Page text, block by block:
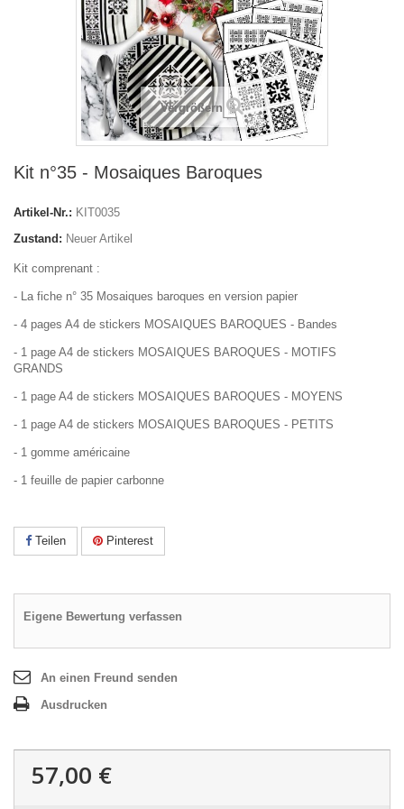
Vergrößern
Kit n°35 - Mosaiques Baroques
Artikel-Nr.: KIT0035
Zustand: Neuer Artikel
Kit comprenant :
- La fiche n° 35 Mosaiques baroques en version papier
- 4 pages A4 de stickers MOSAIQUES BAROQUES - Bandes
- 1 page A4 de stickers MOSAIQUES BAROQUES - MOTIFS
GRANDS
- 1 page A4 de stickers MOSAIQUES BAROQUES - MOYENS
- 1 page A4 de stickers MOSAIQUES BAROQUES - PETITS
- 1 gomme américaine
- 1 feuille de papier carbonne
Teilen Pinterest
Eigene Bewertung verfassen
An einen Freund senden
Ausdrucken
57,00 €